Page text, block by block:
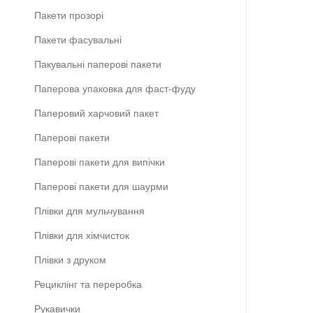
Пакети прозорі
Пакети фасувальні
Пакувальні паперові пакети
Паперова упаковка для фаст-фуду
Паперовий харчовий пакет
Паперові пакети
Паперові пакети для випічки
Паперові пакети для шаурми
Плівки для мульчування
Плівки для хімчисток
Плівки з друком
Рециклінг та переробка
Рукавички